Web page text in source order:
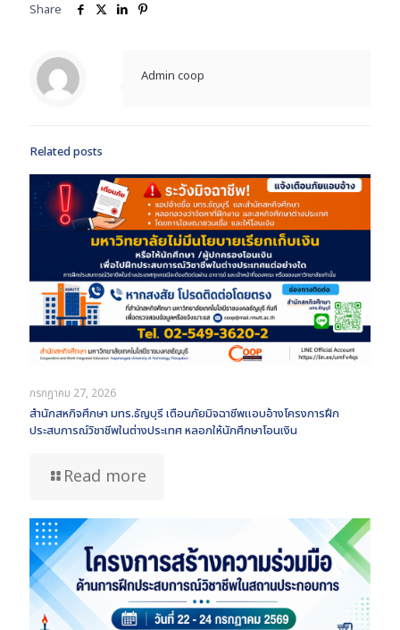
Share
Admin coop
Related posts
กรกฎาคม 27, 2026
สำนักสหกิจศึกษา มทร.ธัญบุรี เตือนภัยมิจฉาชีพแอบอ้างโครงการฝึก
ประสบการณ์วิชาชีพในต่างประเทศ หลอกให้นักศึกษาโอนเงิน
Read more